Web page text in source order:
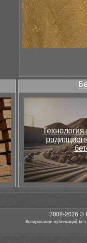
Технология
2008-2026 ©
Копирование публикаций